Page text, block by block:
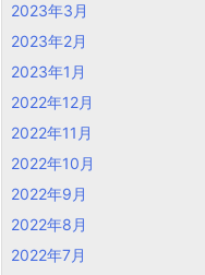
2023年3月
2023年2月
2023年1月
2022年12月
2022年11月
2022年10月
2022年9月
2022年8月
2022年7月